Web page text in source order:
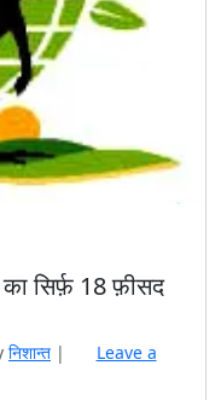
सिर्फ़ 18 फ़ीसद
निशान्त |
Leave a